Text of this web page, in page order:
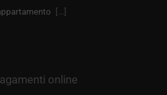
[...]
online